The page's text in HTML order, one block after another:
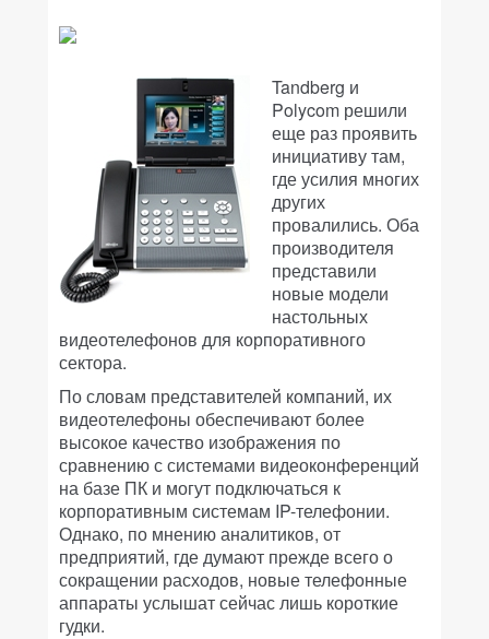
Tandberg и
Polycom решили
еще раз проявить
инициативу там,
где усилия многих
других
провалились. Оба
производителя
представили
новые модели
настольных
видеотелефонов для корпоративного
сектора.
По словам представителей компаний, их
видеотелефоны обеспечивают более
высокое качество изображения по
сравнению с системами видеоконференций
на базе ПК и могут подключаться к
корпоративным системам IP-телефонии.
Однако, по мнению аналитиков, от
предприятий, где думают прежде всего о
сокращении расходов, новые телефонные
аппараты услышат сейчас лишь короткие
гудки.